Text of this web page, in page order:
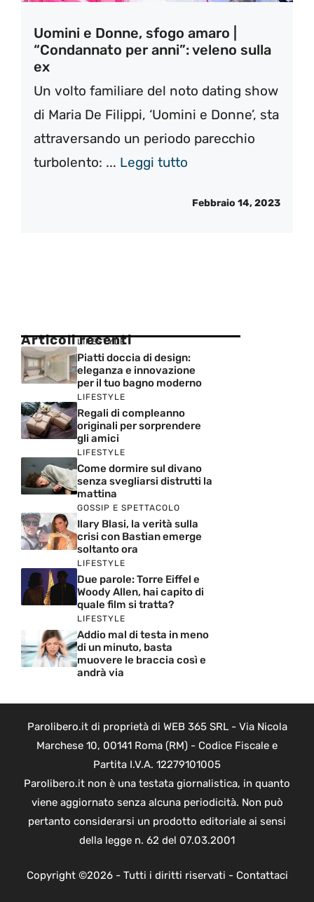
Uomini e Donne, sfogo amaro |
“Condannato per anni”: veleno sulla
ex
Un volto familiare del noto dating show
di Maria De Filippi, ‘Uomini e Donne’, sta
attraversando un periodo parecchio
turbolento: ... Leggi tutto
Febbraio 14, 2023
Articoli recenti
LIFESTYLE
Piatti doccia di design:
eleganza e innovazione
per il tuo bagno moderno
LIFESTYLE
Regali di compleanno
originali per sorprendere
gli amici
LIFESTYLE
Come dormire sul divano
senza svegliarsi distrutti la
mattina
GOSSIP E SPETTACOLO
Ilary Blasi, la verità sulla
crisi con Bastian emerge
soltanto ora
LIFESTYLE
Due parole: Torre Eiffel e
Woody Allen, hai capito di
quale film si tratta?
LIFESTYLE
Addio mal di testa in meno
di un minuto, basta
muovere le braccia così e
andrà via
Parolibero.it di proprietà di WEB 365 SRL - Via Nicola
Marchese 10, 00141 Roma (RM) - Codice Fiscale e
Partita I.V.A. 12279101005
Parolibero.it non è una testata giornalistica, in quanto
viene aggiornato senza alcuna periodicità. Non può
pertanto considerarsi un prodotto editoriale ai sensi
della legge n. 62 del 07.03.2001
Copyright ©2026 - Tutti i diritti riservati - Contattaci